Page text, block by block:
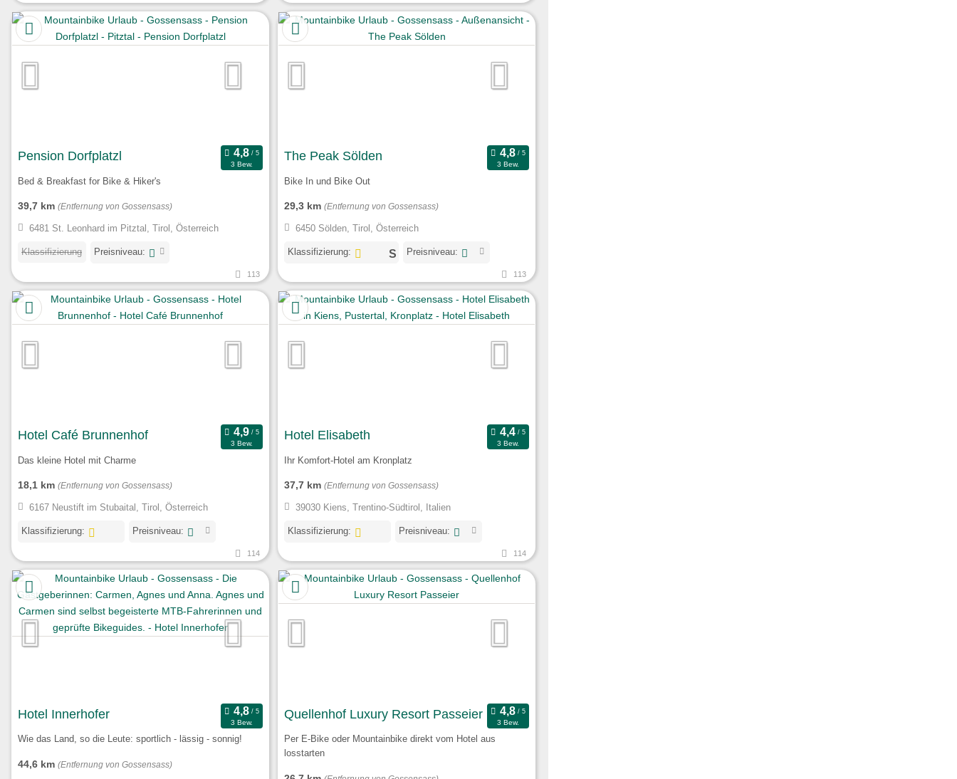
Pension Dorfplatzl
3 Bew.
Bed & Breakfast for Bike & Hiker's
39,7 km (Entfernung von Gossensass)
6481 St. Leonhard im Pitztal, Tirol, Österreich
Klassifizierung Preisniveau:
113
The Peak Sölden
3 Bew.
Bike In und Bike Out
29,3 km (Entfernung von Gossensass)
6450 Sölden, Tirol, Österreich
Klassifizierung: Preisniveau:
113
Hotel Café Brunnenhof
3 Bew.
Das kleine Hotel mit Charme
18,1 km (Entfernung von Gossensass)
6167 Neustift im Stubaital, Tirol, Österreich
Klassifizierung: Preisniveau:
114
Hotel Elisabeth
3 Bew.
Ihr Komfort-Hotel am Kronplatz
37,7 km (Entfernung von Gossensass)
39030 Kiens, Trentino-Südtirol, Italien
Klassifizierung: Preisniveau:
114
Hotel Innerhofer
3 Bew.
Wie das Land, so die Leute: sportlich - lässig - sonnig!
44,6 km (Entfernung von Gossensass)
Quellenhof Luxury Resort Passeier
3 Bew.
Per E-Bike oder Mountainbike direkt vom Hotel aus
losstarten